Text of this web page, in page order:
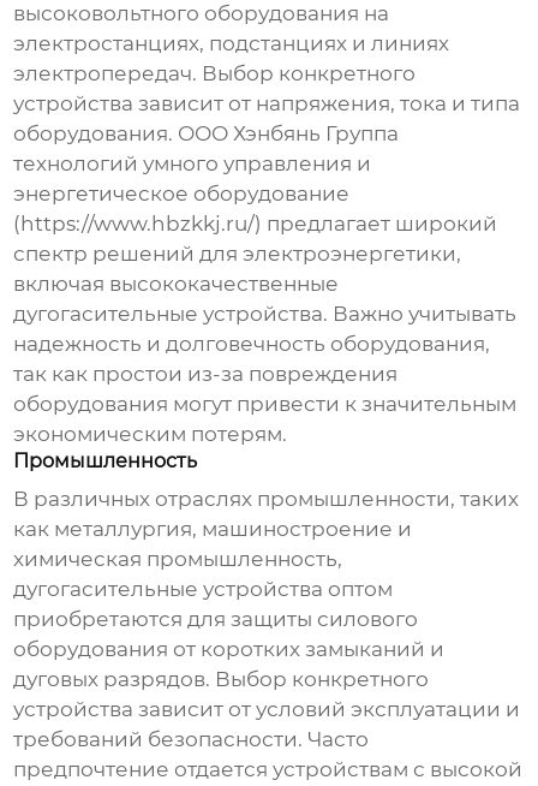
высоковольтного оборудования на
электростанциях, подстанциях и линиях
электропередач. Выбор конкретного
устройства зависит от напряжения, тока и типа
оборудования. ООО Хэнбянь Группа
технологий умного управления и
энергетическое оборудование
( https://www.hbzkkj.ru/) предлагает широкий
спектр решений для электроэнергетики,
включая высококачественные
дугогасительные устройства. Важно учитывать
надежность и долговечность оборудования,
так как простои из-за повреждения
оборудования могут привести к значительным
экономическим потерям.
Промышленность
В различных отраслях промышленности, таких
как металлургия, машиностроение и
химическая промышленность,
дугогасительные устройства оптом
приобретаются для защиты силового
оборудования от коротких замыканий и
дуговых разрядов. Выбор конкретного
устройства зависит от условий эксплуатации и
требований безопасности. Часто
предпочтение отдается устройствам с высокой